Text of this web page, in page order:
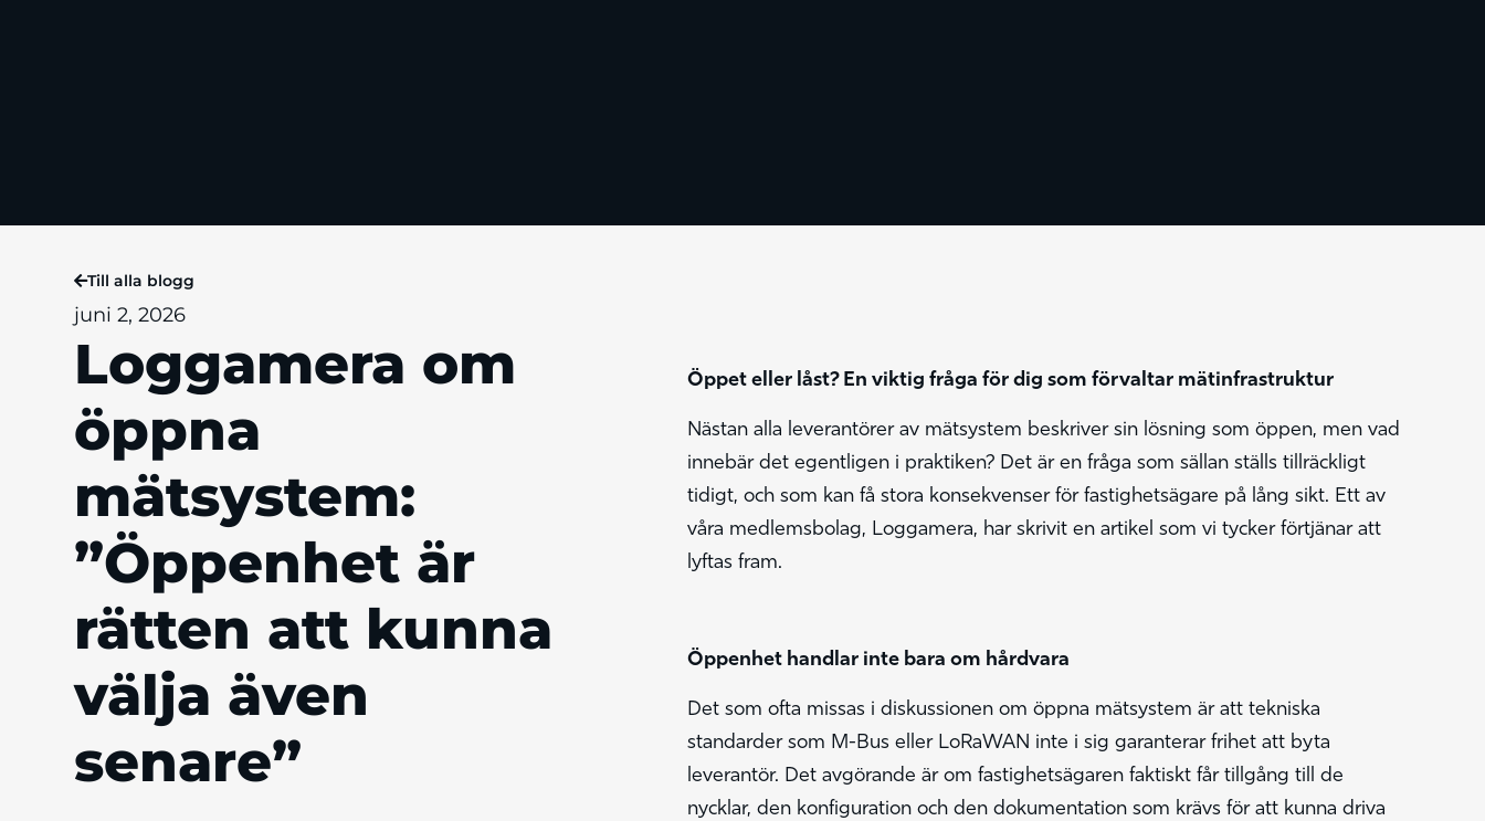
Till alla blogg
juni 2, 2026
Loggamera om
öppna
mätsystem:
”Öppenhet är
rätten att kunna
välja även
senare”
Öppet eller låst? En viktig fråga för dig som förvaltar mätinfrastruktur
Nästan alla leverantörer av mätsystem beskriver sin lösning som öppen, men vad
innebär det egentligen i praktiken? Det är en fråga som sällan ställs tillräckligt
tidigt, och som kan få stora konsekvenser för fastighetsägare på lång sikt. Ett av
våra medlemsbolag, Loggamera, har skrivit en artikel som vi tycker förtjänar att
lyftas fram.
Öppenhet handlar inte bara om hårdvara
Det som ofta missas i diskussionen om öppna mätsystem är att tekniska
standarder som M-Bus eller LoRaWAN inte i sig garanterar frihet att byta
leverantör. Det avgörande är om fastighetsägaren faktiskt får tillgång till de
nycklar, den konfiguration och den dokumentation som krävs för att kunna driva